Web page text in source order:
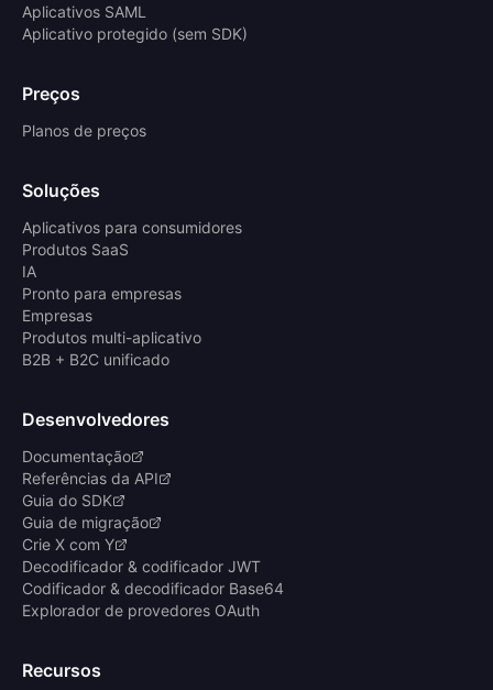
Aplicativos SAML
Aplicativo protegido (sem SDK)
Preços
Planos de preços
Soluções
Aplicativos para consumidores
Produtos SaaS
IA
Pronto para empresas
Empresas
Produtos multi-aplicativo
B2B + B2C unificado
Desenvolvedores
Documentação
Referências da API
Guia do SDK
Guia de migração
Crie X com Y
Decodificador & codificador JWT
Codificador & decodificador Base64
Explorador de provedores OAuth
Recursos